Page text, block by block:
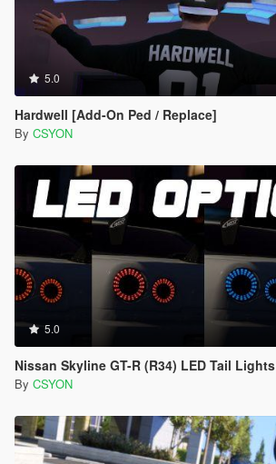
5.0
Hardwell [Add-On Ped / Replace]
By CSYON
5.0
Nissan Skyline GT-R (R34) LED Tail Lights
By CSYON